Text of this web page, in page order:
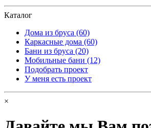
Каталог
Дома из бруса (60)
Каркасные дома (60)
Бани из бруса (20)
Мобильные бани (12)
Подобрать проект
У меня есть проект
×